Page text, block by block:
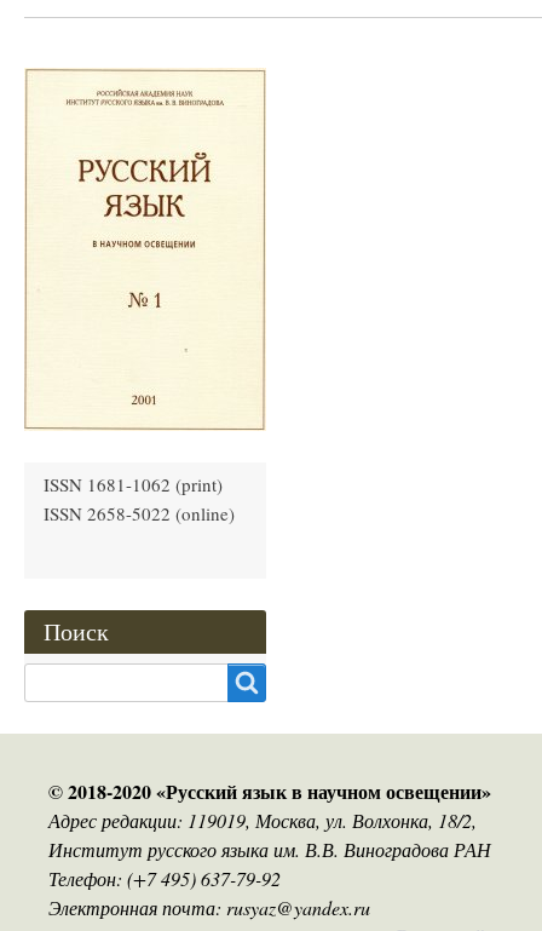
ISSN 1681-1062 (print)
ISSN 2658-5022 (online)
Поиск
© 2018-2020 «Русский язык в научном освещении»
Адрес редакции: 119019, Москва, ул. Волхонка, 18/2,
Институт русского языка им. В.В. Виноградова РАН
Телефон: (+7 495) 637-79-92
Электронная почта: rusyaz@yandex.ru